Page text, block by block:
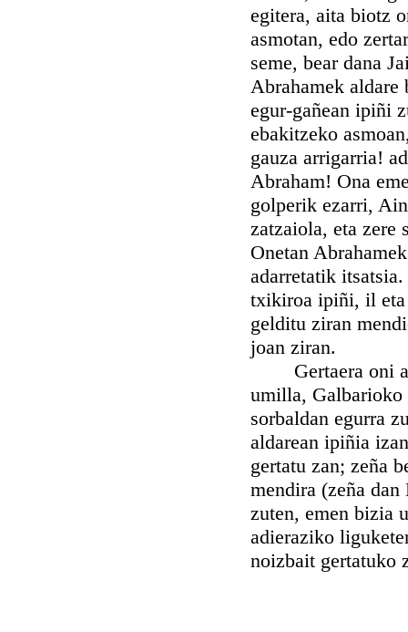
egitera, aita biotz
asmotan, edo
seme, bear dana
Abrahamek aldare
egur-gañean ipiñi
ebakitzeko
gauza arrigarria!
Abraham! Ona
golperik ezarri,
zatzaiola, eta zere
Onetan
adarretatik
txikiroa ipiñi, il eta
gelditu ziran
joan ziran.
Gertaera oni
umilla, Galbarioko
sorbaldan egurra
aldarean ipiñia
gertatu zan; zeña
mendira (zeña
zuten, emen bizia
adieraziko
noizbait gertatuko